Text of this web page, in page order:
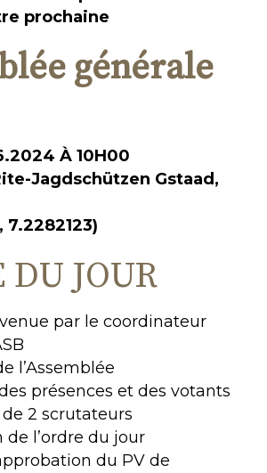
prochaine
générale
À 10H00
Jagdschützen Gstaad,
DU JOUR
par le coordinateur
l’Assemblée
présences et des votants
2 scrutateurs
de l’ordre du jour
du PV de